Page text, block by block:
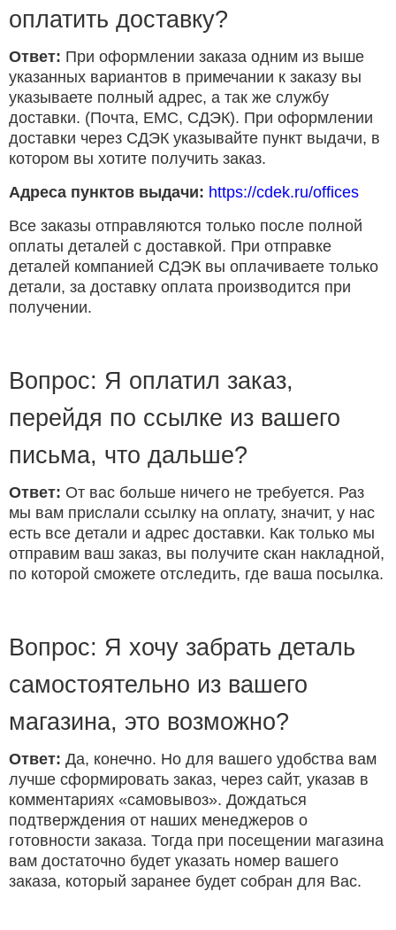
оплатить доставку?
Ответ: При оформлении заказа одним из выше
указанных вариантов в примечании к заказу вы
указываете полный адрес, а так же службу
доставки. (Почта, ЕМС, СДЭК). При оформлении
доставки через СДЭК указывайте пункт выдачи, в
котором вы хотите получить заказ.
Адреса пунктов выдачи: https://cdek.ru/offices
Все заказы отправляются только после полной
оплаты деталей с доставкой. При отправке
деталей компанией СДЭК вы оплачиваете только
детали, за доставку оплата производится при
получении.
Вопрос: Я оплатил заказ,
перейдя по ссылке из вашего
письма, что дальше?
Ответ: От вас больше ничего не требуется. Раз
мы вам прислали ссылку на оплату, значит, у нас
есть все детали и адрес доставки. Как только мы
отправим ваш заказ, вы получите скан накладной,
по которой сможете отследить, где ваша посылка.
Вопрос: Я хочу забрать деталь
самостоятельно из вашего
магазина, это возможно?
Ответ: Да, конечно. Но для вашего удобства вам
лучше сформировать заказ, через сайт, указав в
комментариях «самовывоз». Дождаться
подтверждения от наших менеджеров о
готовности заказа. Тогда при посещении магазина
вам достаточно будет указать номер вашего
заказа, который заранее будет собран для Вас.